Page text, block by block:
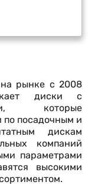
рынке с 2008
диски с
которые
по посадочным и
дискам
компаний
параметрами
высокими